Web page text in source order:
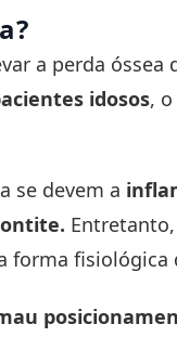
a perda
idosos,
se devem a
.
forma fisiológica